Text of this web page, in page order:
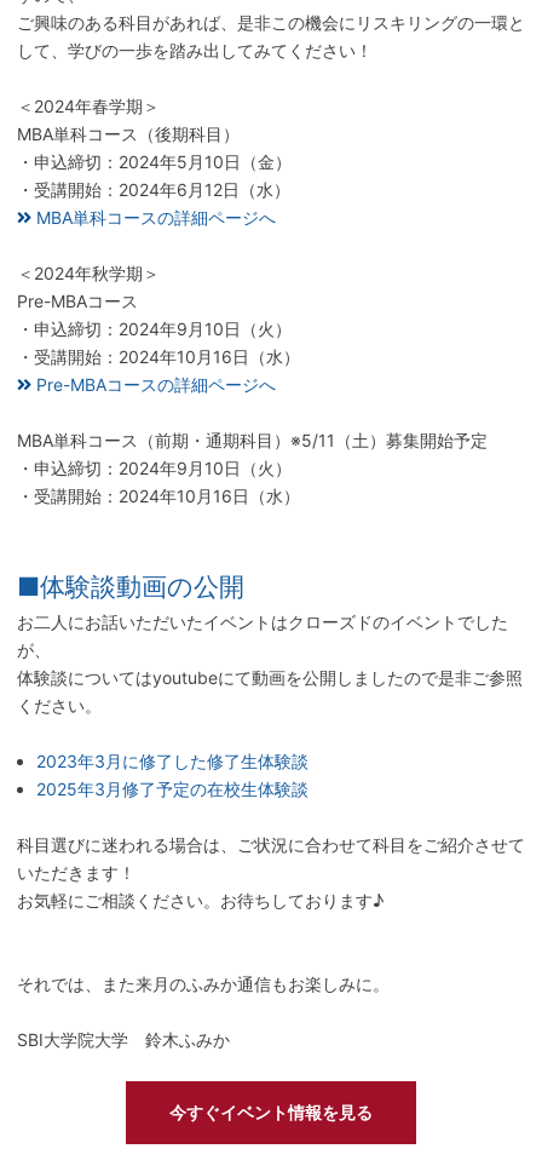
ご興味のある科目があれば、是非この機会にリスキリングの一環と
して、学びの一歩を踏み出してみてください！
＜2024年春学期＞
MBA単科コース（後期科目）
・申込締切：2024年5月10日（金）
・受講開始：2024年6月12日（水）
MBA単科コースの詳細ページへ
＜2024年秋学期＞
Pre-MBAコース
・申込締切：2024年9月10日（火）
・受講開始：2024年10月16日（水）
Pre-MBAコースの詳細ページへ
MBA単科コース（前期・通期科目）※5/11（土）募集開始予定
・申込締切：2024年9月10日（火）
・受講開始：2024年10月16日（水）
■体験談動画の公開
お二人にお話いただいたイベントはクローズドのイベントでした
が、
体験談についてはyoutubeにて動画を公開しましたので是非ご参照
ください。
2023年3月に修了した修了生体験談
2025年3月修了予定の在校生体験談
科目選びに迷われる場合は、ご状況に合わせて科目をご紹介させて
いただきます！
お気軽にご相談ください。お待ちしております♪
それでは、また来月のふみか通信もお楽しみに。
SBI大学院大学 鈴木ふみか
今すぐイベント情報を見る